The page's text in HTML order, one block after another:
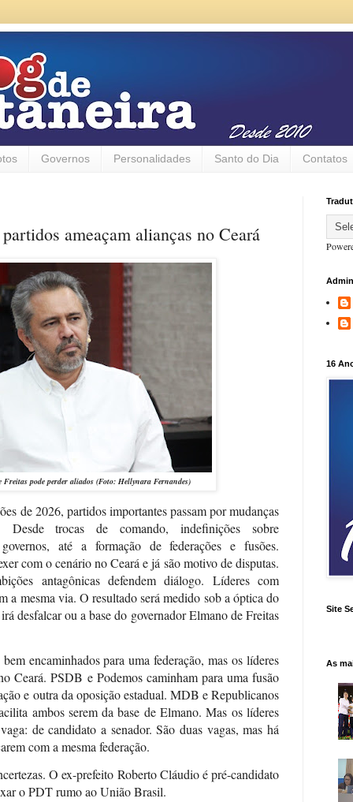
Governos Personalidades Santo do Dia Contatos
ameaçam alianças no Ceará
pode perder aliados (Foto: Hellynara Fernandes)
de 2026, partidos importantes passam por mudanças
Desde trocas de comando, indefinições sobre
até a formação de federações e fusões.
com o cenário no Ceará e já são motivo de disputas.
antagônicas defendem diálogo. Líderes com
a mesma via. O resultado será medido sob a óptica do
desfalcar ou a base do governador Elmano de Freitas
encaminhados para uma federação, mas os líderes
Ceará. PSDB e Podemos caminham para uma fusão
e outra da oposição estadual. MDB e Republicanos
ambos serem da base de Elmano. Mas os líderes
de candidato a senador. São duas vagas, mas há
com a mesma federação.
O ex-prefeito Roberto Cláudio é pré-candidato
o PDT rumo ao União Brasil.
16
Site
As